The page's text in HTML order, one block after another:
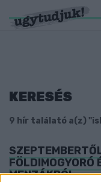
KERESÉS
9 hír találató a(z)
FÖLDIMOGYORÓ
MENZÁKBÓL